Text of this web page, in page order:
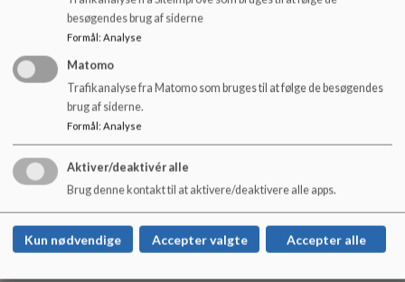
værdig trængende.
Ansøgningsskema kan hentes herunder eller ved henvendelse til
skolen hos skolesekretær Maria Sandberg på tlf. 33 66 21 90.
Det udfyldte ansøgningsskema samt bilag sendes senest den 29. april
2026 til Område Amager via Digital Post på Borger.dk med emnetekst
”Legat - att. Svend Alleslev”. Link kan findes på skolens hjemmeside.
besøgendes brug af siderne
Formål : Analyse
Matomo
Trafikanalyse fra Matomo som bruges til at følge de besøgendes
brug af siderne.
Formål: Analyse
Aktiver/deaktivér alle
Brug denne kontakt til at aktivere/deaktivere alle apps.
Kun nødvendige Accepter valgte Accepter alle